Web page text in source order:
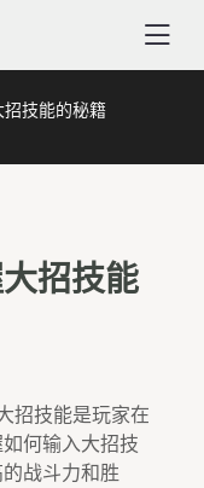
技能的秘籍
招技能
招技能是玩家在
何输入大招技
战斗力和胜